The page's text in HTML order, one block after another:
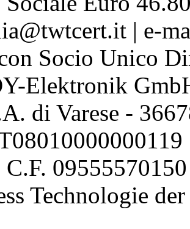
| e-
Socio Unico
Elektronik
di Varese -
C.F. 09555570150
Technologie